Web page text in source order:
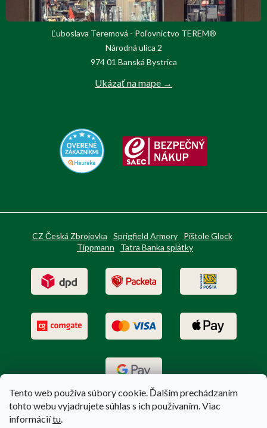
Tento web používa súbory cookie. Ďalším prechádzaním
tohto webu vyjadrujete súhlas s ich používaním. Viac
informáciítu.
Ľuboslava Teremová - Poľovnictvo TEREM®
Národná ulica 2
974 01 Banská Bystrica
Ukázať na mape →
CZ Česká Zbrojovka Sprigfield Armory
Pištole Glock
Tippmann
Tatra Banka splátky